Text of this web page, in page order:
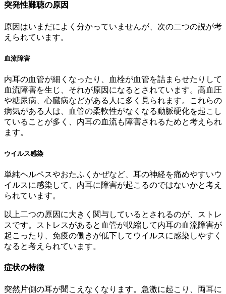
突発性難聴の原因
原因はいまだによく分かっていませんが、次の二つの説が考
えられています。
血流障害
内耳の血管が細くなったり、血栓が血管を詰まらせたりして
血流障害を生じ、それが原因になるとされています。高血圧
や糖尿病、心臓病などがある人に多く見られます。これらの
病気がある人は、血管の柔軟性がなくなる動脈硬化を起こし
ていることが多く、内耳の血流も障害されるためと考えられ
ます。
ウイルス感染
単純ヘルペスやおたふくかぜなど、耳の神経を痛めやすいウ
イルスに感染して、内耳に障害が起こるのではないかと考え
られています。
以上二つの原因に大きく関与しているとされるのが、ストレ
スです。ストレスがあると血管が収縮して内耳の血流障害が
起こったり、免疫の働きが低下してウイルスに感染しやすく
なると考えられています。
症状の特徴
突然片側の耳が聞こえなくなります。急激に起こり、両耳に